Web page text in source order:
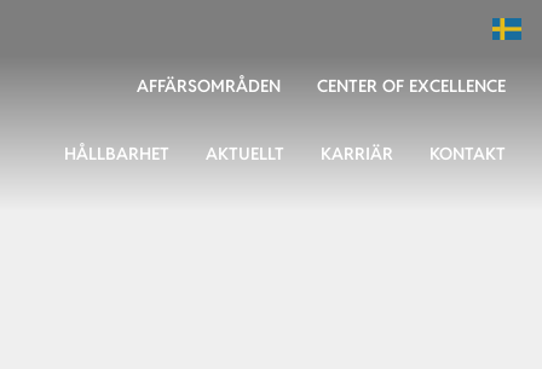
AFFÄRSOMRÅDEN CENTER OF EXCELLENCE
HÅLLBARHET AKTUELLT KARRIÄR KONTAKT